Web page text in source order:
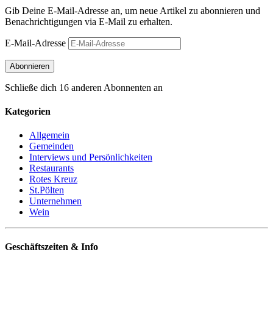
Gib Deine E-Mail-Adresse an, um neue Artikel zu abonnieren und
Benachrichtigungen via E-Mail zu erhalten.
E-Mail-Adresse
Abonnieren
Schließe dich 16 anderen Abonnenten an
Kategorien
Allgemein
Gemeinden
Interviews und Persönlichkeiten
Restaurants
Rotes Kreuz
St.Pölten
Unternehmen
Wein
Geschäftszeiten & Info